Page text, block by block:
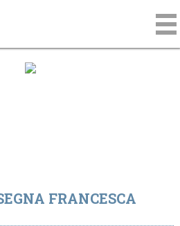
FRANCESCA